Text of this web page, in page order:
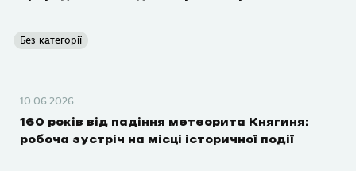
Без категорії
10.06.2026
160 років від падіння метеорита Княгиня:
робоча зустріч на місці історичної події